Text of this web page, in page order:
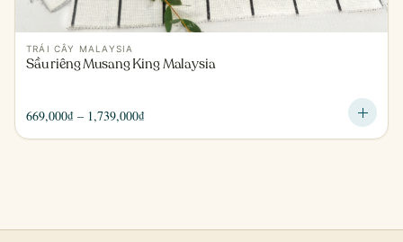
TRÁI CÂY MALAYSIA
Sầu riêng Musang King Malaysia
669,000₫ – 1,739,000₫